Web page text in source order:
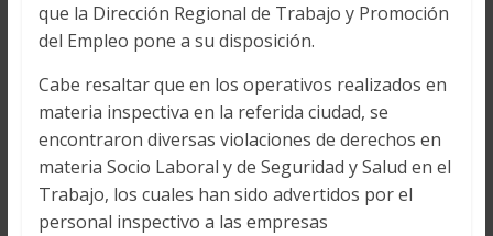
que la Dirección Regional de Trabajo y Promoción
del Empleo pone a su disposición.
Cabe resaltar que en los operativos realizados en
materia inspectiva en la referida ciudad, se
encontraron diversas violaciones de derechos en
materia Socio Laboral y de Seguridad y Salud en el
Trabajo, los cuales han sido advertidos por el
personal inspectivo a las empresas